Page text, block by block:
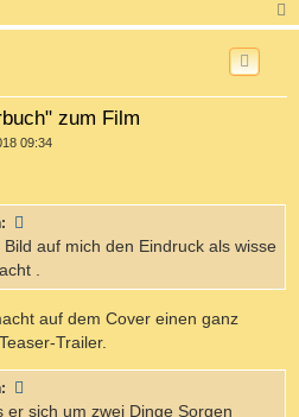
a
zum Film
09:34
auf mich den Eindruck als wisse
.
auf dem Cover einen ganz
Trailer.
er sich um zwei Dinge Sorgen